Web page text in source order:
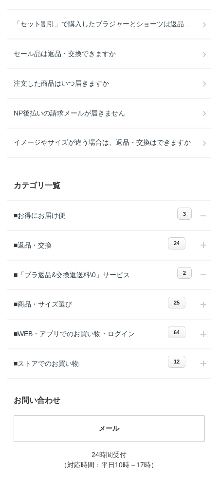
「セット割引」で購入したブラジャーとショーツは返品・交換できますか
セール品は返品・交換できますか
注文した商品はいつ届きますか
NP後払いの請求メールが届きません
イメージやサイズが違う場合は、返品・交換はできますか
カテゴリ一覧
■お得にお届け便 3
■返品・交換 24
■「ブラ返品&交換返送料\0」サービス 2
■商品・サイズ選び 25
■WEB・アプリでのお買い物・ログイン 64
■ストアでのお買い物 12
お問い合わせ
メール
24時間受付
（対応時間：平日10時～17時）